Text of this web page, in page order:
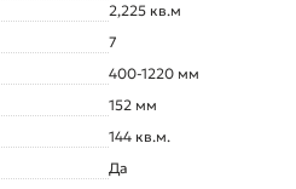
2,225 кв.м
7
400-1220 мм
152 мм
144 кв.м.
Да